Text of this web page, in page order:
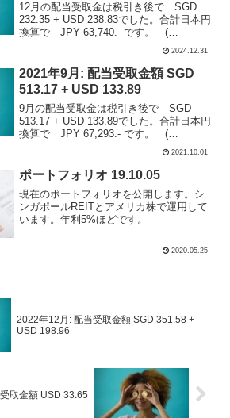
12月の配当受取金は税引き後で SGD
232.35 + USD 238.83でした。合計日本円
換算で JPY 63,740.- です。 (
2024.12.31
2021年9月: 配当受取金額 SGD
513.17 + USD 133.89
9月の配当受取金は税引き後で SGD
513.17 + USD 133.89でした。合計日本円
換算で JPY 67,293.- です。 (
SGD@81, USD@110)シンガポールREIT :
M44U, OR5Uアジア債権：09P 米...
2021.10.01
ポートフォリオ 19.10.05
現在のポートフォリオを公開します。シ
ンガポールREITとアメリカ株で運用して
います。年利5%ほどです。
2020.05.25
2022年12月: 配当受取金額 SGD 351.58 +
USD 198.96
2023年1月: 配当受取金額 USD 33.65